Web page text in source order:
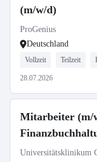
(m/w/d)
ProGenius
Deutschland
Vollzeit Teilzeit
28.07.2026
Mitarbeiter (m/
Universitätsklinikum